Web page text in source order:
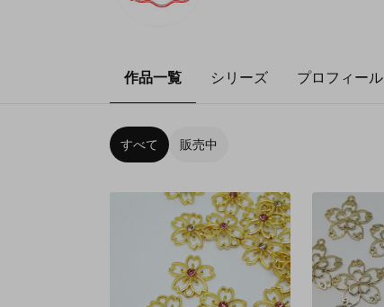
作品一覧 シリーズ プロフィール
すべて 販売中